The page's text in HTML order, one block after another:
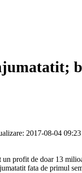
2017-08-04 09:23
profit de doar 13
fata de primul